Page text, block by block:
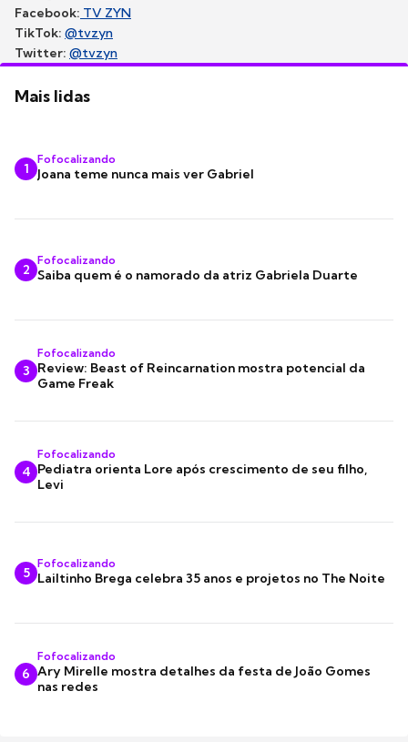
Facebook: TV ZYN
TikTok: @tvzyn
Twitter: @tvzyn
Mais lidas
1
Fofocalizando
Joana teme nunca mais ver Gabriel
2
Fofocalizando
Saiba quem é o namorado da atriz Gabriela Duarte
3
Fofocalizando
Review: Beast of Reincarnation mostra potencial da
Game Freak
4
Fofocalizando
Pediatra orienta Lore após crescimento de seu filho,
Levi
5
Fofocalizando
Lailtinho Brega celebra 35 anos e projetos no The Noite
6
Fofocalizando
Ary Mirelle mostra detalhes da festa de João Gomes
nas redes